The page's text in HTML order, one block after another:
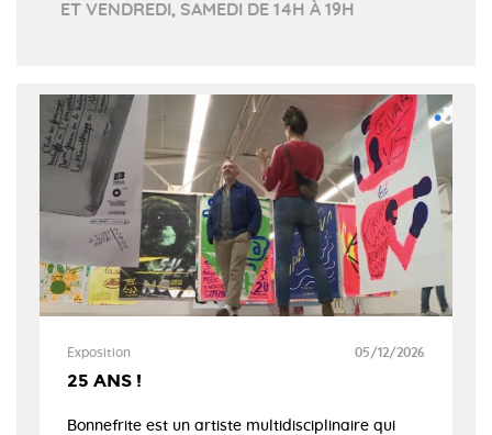
ET VENDREDI, SAMEDI DE 14H À 19H
Exposition 05/12/2026
25 ANS !
Bonnefrite est un artiste multidisciplinaire qui